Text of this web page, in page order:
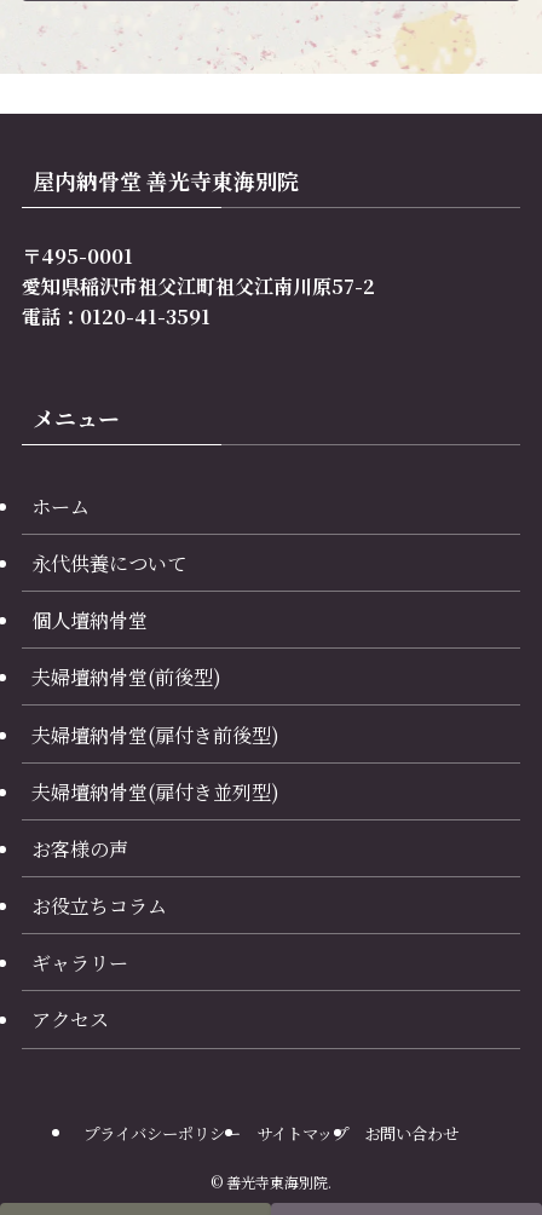
屋内納骨堂 善光寺東海別院
〒495-0001
愛知県稲沢市祖父江町祖父江南川原57-2
電話：0120-41-3591
メニュー
ホーム
永代供養について
個人壇納骨堂
夫婦壇納骨堂(前後型)
夫婦壇納骨堂(扉付き前後型)
夫婦壇納骨堂(扉付き並列型)
お客様の声
お役立ちコラム
ギャラリー
アクセス
プライバシーポリシー サイトマップ お問い合わせ
©善光寺東海別院.